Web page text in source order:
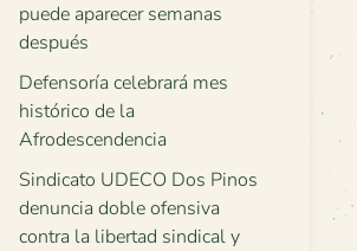
puede aparecer semanas
después
Defensoría celebrará mes
histórico de la
Afrodescendencia
Sindicato UDECO Dos Pinos
denuncia doble ofensiva
contra la libertad sindical y